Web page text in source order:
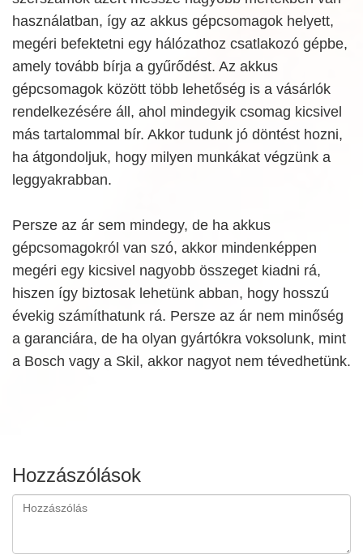
használatban, így az akkus gépcsomagok helyett,
megéri befektetni egy hálózathoz csatlakozó gépbe,
amely tovább bírja a gyűrődést. Az akkus
gépcsomagok között több lehetőség is a vásárlók
rendelkezésére áll, ahol mindegyik csomag kicsivel
más tartalommal bír. Akkor tudunk jó döntést hozni,
ha átgondoljuk, hogy milyen munkákat végzünk a
leggyakrabban.
Persze az ár sem mindegy, de ha akkus
gépcsomagokról van szó, akkor mindenképpen
megéri egy kicsivel nagyobb összeget kiadni rá,
hiszen így biztosak lehetünk abban, hogy hosszú
évekig számíthatunk rá. Persze az ár nem minőség
a garanciára, de ha olyan gyártókra voksolunk, mint
a Bosch vagy a Skil, akkor nagyot nem tévedhetünk.
Hozzászólások